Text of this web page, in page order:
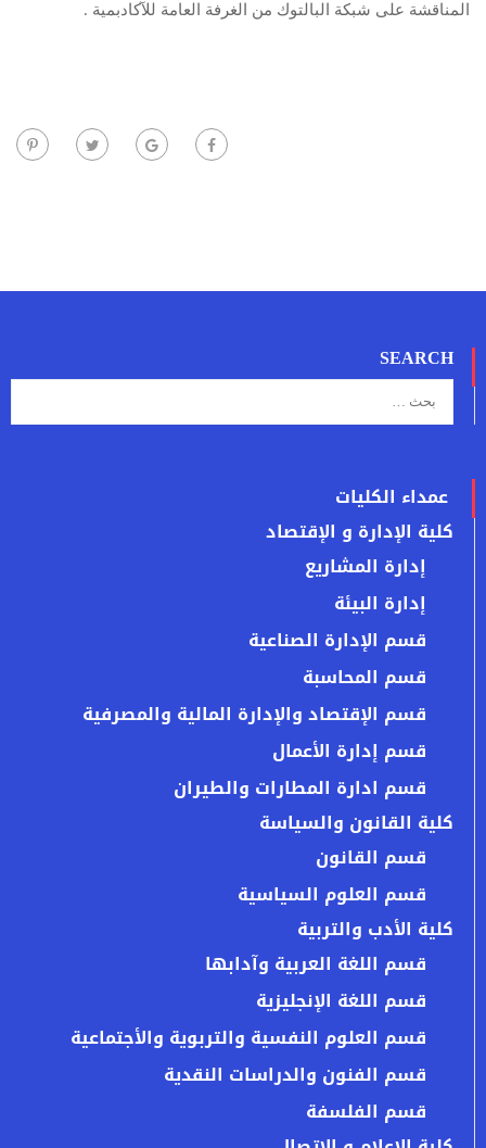
المناقشة على شبكة البالتوك من الغرفة العامة للآكادبمية .
SEARCH
عمداء الكليات
كلية الإدارة و الإقتصاد
إدارة المشاريع
إدارة البيئة
قسم الإدارة الصناعية
قسم المحاسبة
قسم الإقتصاد والإدارة المالية والمصرفية
قسم إدارة الأعمال
قسم ادارة المطارات والطيران
كلية القانون والسياسة
قسم القانون
قسم العلوم السياسية
كلية الأدب والتربية
قسم اللغة العربية وآدابها
قسم اللغة الإنجليزية
قسم العلوم النفسية والتربوية والأجتماعية
قسم الفنون والدراسات النقدية
قسم الفلسفة